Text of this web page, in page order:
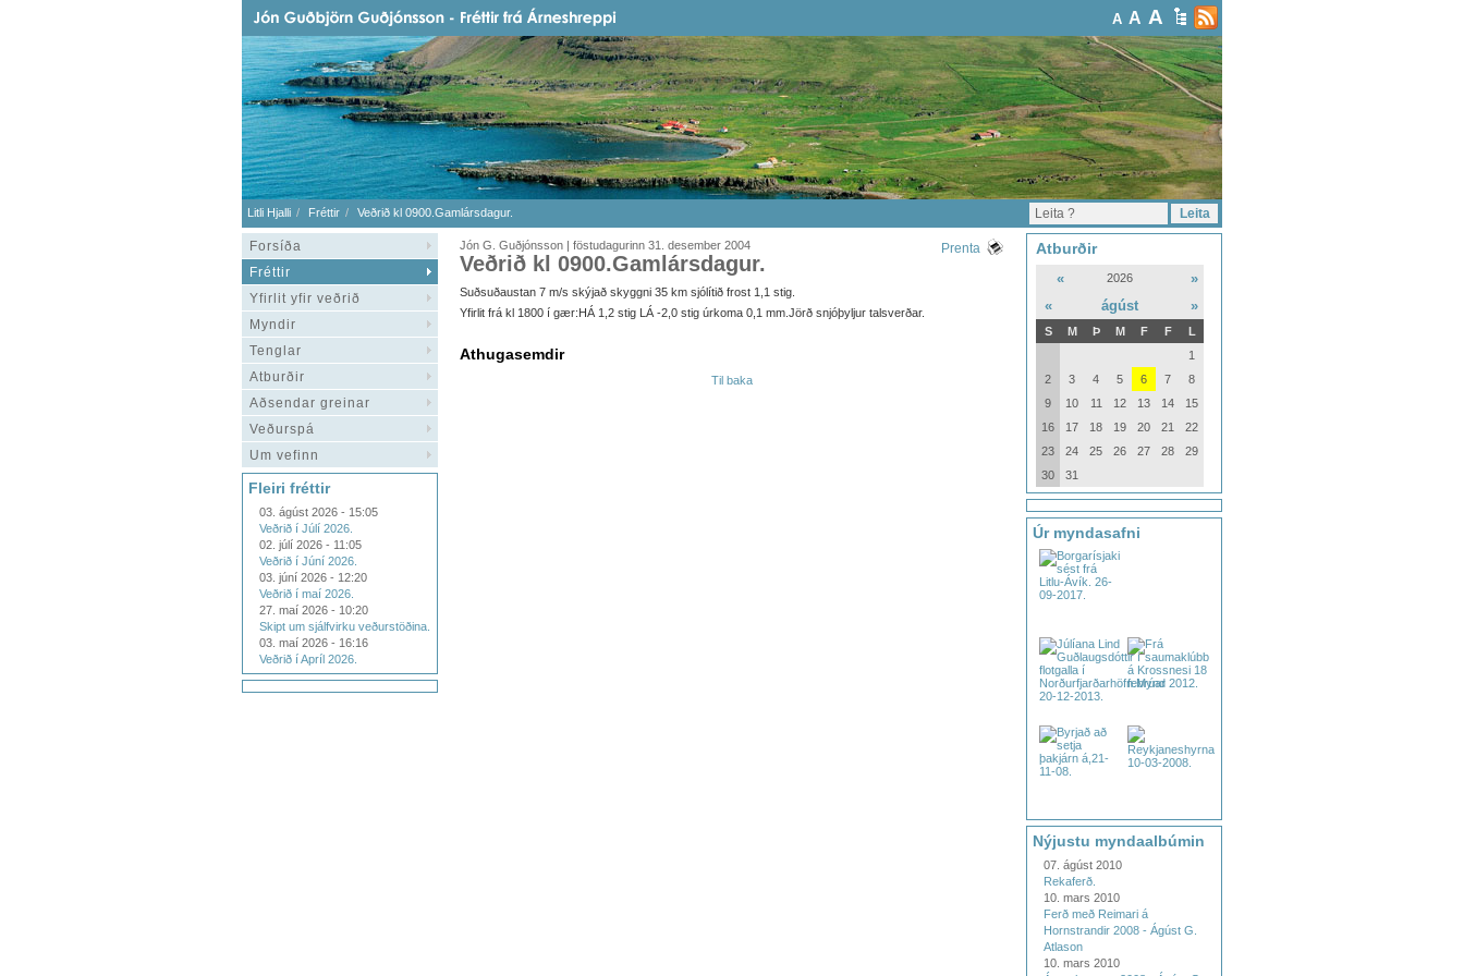
A A A
Litli Hjalli Fréttir Veðrið kl 0900.Gamlársdagur.
Forsíða
Fréttir
Yfirlit yfir veðrið
Myndir
Tenglar
Atburðir
Aðsendar greinar
Veðurspá
Um vefinn
Fleiri fréttir
03. ágúst 2026 - 15:05
Veðrið í Júlí 2026.
02. júlí 2026 - 11:05
Veðrið í Júní 2026.
03. júní 2026 - 12:20
Veðrið í maí 2026.
27. maí 2026 - 10:20
Skipt um sjálfvirku veðurstöðina.
03. maí 2026 - 16:16
Veðrið í Apríl 2026.
Jón G. Guðjónsson | föstudagurinn 31. desember 2004 Prenta
Veðrið kl 0900.Gamlársdagur.
Suðsuðaustan 7 m/s skýjað skyggni 35 km sjólítið frost 1,1 stig.
Yfirlit frá kl 1800 í gær:HÁ 1,2 stig LÁ -2,0 stig úrkoma 0,1 mm.Jörð snjóþyljur talsverðar.
Athugasemdir
Til baka
Atburðir
« 2026
»
«
ágúst »
S M Þ M F F
L
1
2
3 4 5 6 7
8
9
10 11 12 13 14
15
16
17 18 19 20 21
22
23
24 25 26 27 28
29
30
31
Úr myndasafni
Nýjustu myndaalbúmin
07. ágúst 2010
Rekaferð.
10. mars 2010
Ferð með Reimari á
Hornstrandir 2008 - Ágúst G.
Atlason
10. mars 2010